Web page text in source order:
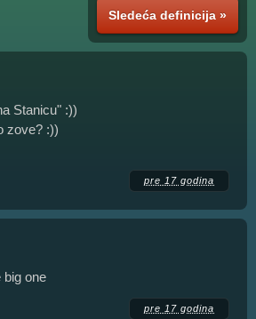
Sledeća definicija »
Stanicu" :))
zove? :))
pre 17 godina
big one
pre 17 godina